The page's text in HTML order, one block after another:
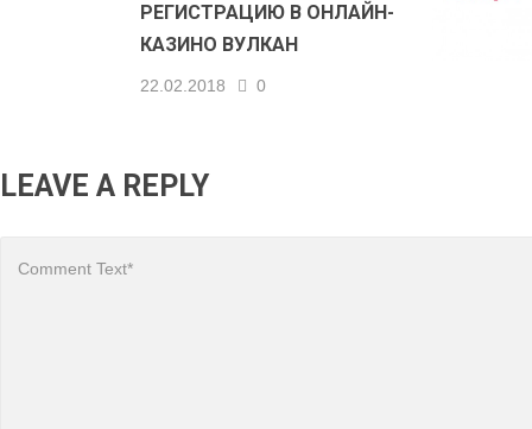
РЕГИСТРАЦИЮ В ОНЛАЙН-
КАЗИНО ВУЛКАН
22.02.2018 0
LEAVE A REPLY